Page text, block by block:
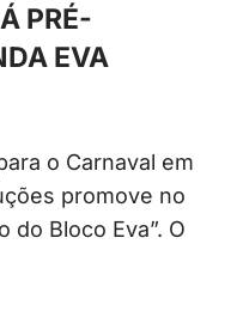
PRÉ-
EVA
o Carnaval em
promove no
do Bloco Eva”. O